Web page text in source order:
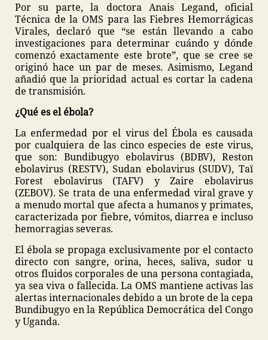
Por su parte, la doctora Anais Legand, oficial
Técnica de la OMS para las Fiebres Hemorrágicas
Virales, declaró que “se están llevando a cabo
investigaciones para determinar cuándo y dónde
comenzó exactamente este brote”, que se cree se
originó hace un par de meses. Asimismo, Legand
añadió que la prioridad actual es cortar la cadena
de transmisión.
¿Qué es el ébola?
La enfermedad por el virus del Ébola es causada
por cualquiera de las cinco especies de este virus,
que son: Bundibugyo ebolavirus (BDBV), Reston
ebolavirus (RESTV), Sudan ebolavirus (SUDV), Taï
Forest ebolavirus (TAFV) y Zaire ebolavirus
(ZEBOV). Se trata de una enfermedad viral grave y
a menudo mortal que afecta a humanos y primates,
caracterizada por fiebre, vómitos, diarrea e incluso
hemorragias severas.
El ébola se propaga exclusivamente por el contacto
directo con sangre, orina, heces, saliva, sudor u
otros fluidos corporales de una persona contagiada,
ya sea viva o fallecida. La OMS mantiene activas las
alertas internacionales debido a un brote de la cepa
Bundibugyo en la República Democrática del Congo
y Uganda.